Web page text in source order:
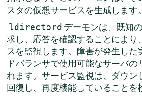
スタの仮想サービスを生成します。
ldirectord デーモンは、既知
求し、応答を確認することにより
スを監視します。障害が発生した
ドバランサで使用可能なサーバの
れます。サービス監視は、ダウン
回復し、再度機能していることを